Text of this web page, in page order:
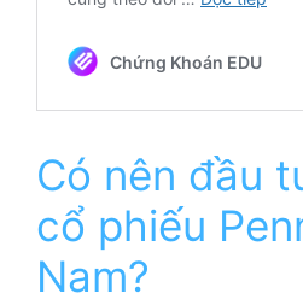
Có nên đầu
cổ phiếu
Nam?